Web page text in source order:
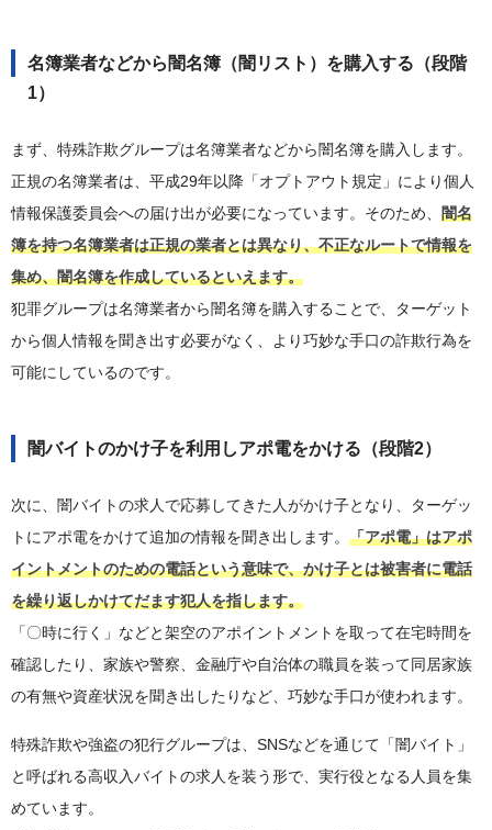
名簿業者などから闇名簿（闇リスト）を購入する（段階
1）
まず、特殊詐欺グループは名簿業者などから闇名簿を購入します。
正規の名簿業者は、平成29年以降「オプトアウト規定」により個人
情報保護委員会への届け出が必要になっています。そのため、 闇名
簿を持つ名簿業者は正規の業者とは異なり、不正なルートで情報を
集め、闇名簿を作成しているといえます。
犯罪グループは名簿業者から闇名簿を購入することで、ターゲット
から個人情報を聞き出す必要がなく、より巧妙な手口の詐欺行為を
可能にしているのです。
闇バイトのかけ子を利用しアポ電をかける（段階2）
次に、闇バイトの求人で応募してきた人がかけ子となり、ターゲッ
トにアポ電をかけて追加の情報を聞き出します。 「アポ電」はアポ
イントメントのための電話という意味で、かけ子とは被害者に電話
を繰り返しかけてだます犯人を指します。
「〇時に行く」などと架空のアポイントメントを取って在宅時間を
確認したり、家族や警察、金融庁や自治体の職員を装って同居家族
の有無や資産状況を聞き出したりなど、巧妙な手口が使われます。
特殊詐欺や強盗の犯行グループは、SNSなどを通じて「闇バイト」
と呼ばれる高収入バイトの求人を装う形で、実行役となる人員を集
めています。